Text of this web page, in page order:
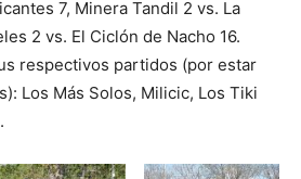
7, Minera Tandil 2 vs. La
2 vs. El Ciclón de Nacho 16.
respectivos partidos (por estar
Los Más Solos, Milicic, Los Tiki